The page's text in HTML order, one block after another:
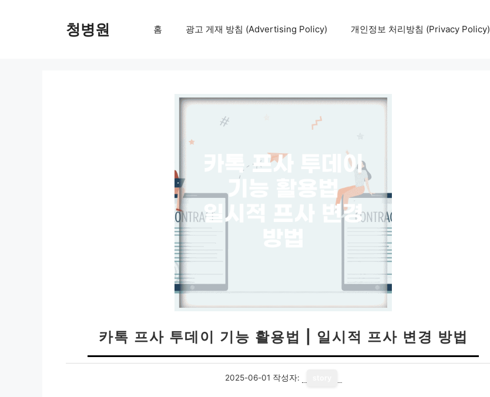
청병원 홈 광고 게재 방침 (Advertising Policy) 개인정보 처리방침 (Privacy Policy)
카톡 프사 투데이 기능 활용법 | 일시적 프사 변경 방법
2025-06-01 작성자: